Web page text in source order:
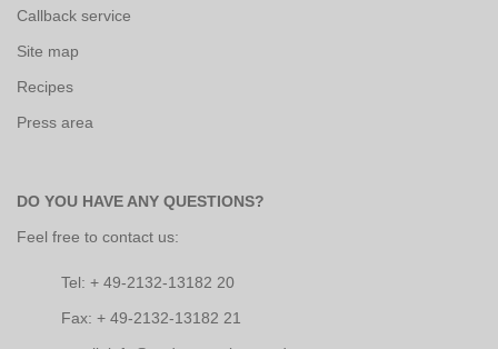
Callback service
Site map
Recipes
Press area
DO YOU HAVE ANY QUESTIONS?
Feel free to contact us:
Tel: + 49-2132-13182 20
Fax: + 49-2132-13182 21